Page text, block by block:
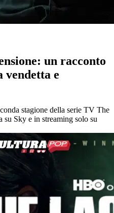
un racconto
vendetta e
stagione della serie TV The
Sky e in streaming solo su